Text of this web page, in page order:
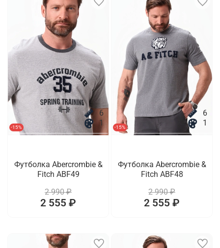
-15%
6
1
Футболка Abercrombie &
Fitch ABF49
2 990 ₽
2 555 ₽
-15%
6
1
Футболка Abercrombie &
Fitch ABF48
2 990 ₽
2 555 ₽